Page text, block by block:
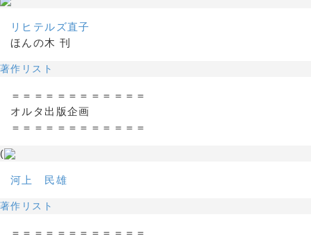
リヒテルズ直子
ほんの木 刊
著作リスト
＝＝＝＝＝＝＝＝＝＝＝＝
オルタ出版企画
＝＝＝＝＝＝＝＝＝＝＝＝
(
河上 民雄
著作リスト
＝＝＝＝＝＝＝＝＝＝＝＝